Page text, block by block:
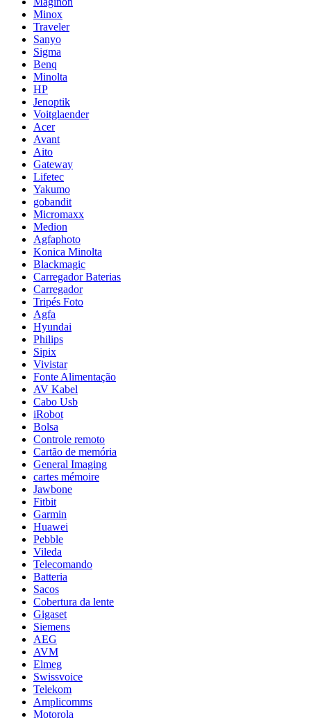
Minox
Traveler
Sanyo
Sigma
Benq
Minolta
HP
Jenoptik
Voitglaender
Acer
Avant
Aito
Gateway
Lifetec
Yakumo
gobandit
Micromaxx
Medion
Agfaphoto
Konica Minolta
Blackmagic
Carregador Baterias
Carregador
Tripés Foto
Agfa
Hyundai
Philips
Sipix
Vivistar
Fonte Alimentação
AV Kabel
Cabo Usb
iRobot
Bolsa
Controle remoto
Cartão de memória
General Imaging
cartes mémoire
Jawbone
Fitbit
Garmin
Huawei
Pebble
Vileda
Telecomando
Batteria
Sacos
Cobertura da lente
Gigaset
Siemens
AEG
AVM
Elmeg
Swissvoice
Telekom
Amplicomms
Motorola